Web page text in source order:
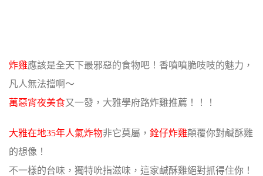
炸雞應該是全天下最邪惡的食物吧！香噴噴脆吱吱的魅力，
凡人無法擋啊〜
萬惡宵夜美食又一發，大雅學府路炸雞推薦！！！
大雅在地35年人氣炸物非它莫屬， 銓仔炸雞顛覆你對鹹酥雞
的想像！
不一樣的台味，獨特吮指滋味，這家鹹酥雞絕對抓得住你！